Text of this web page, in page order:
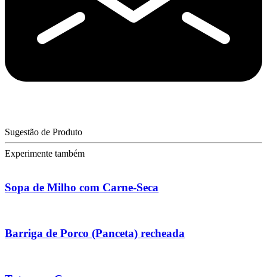
Sugestão de Produto
Experimente também
Sopa de Milho com Carne-Seca
Barriga de Porco (Panceta) recheada